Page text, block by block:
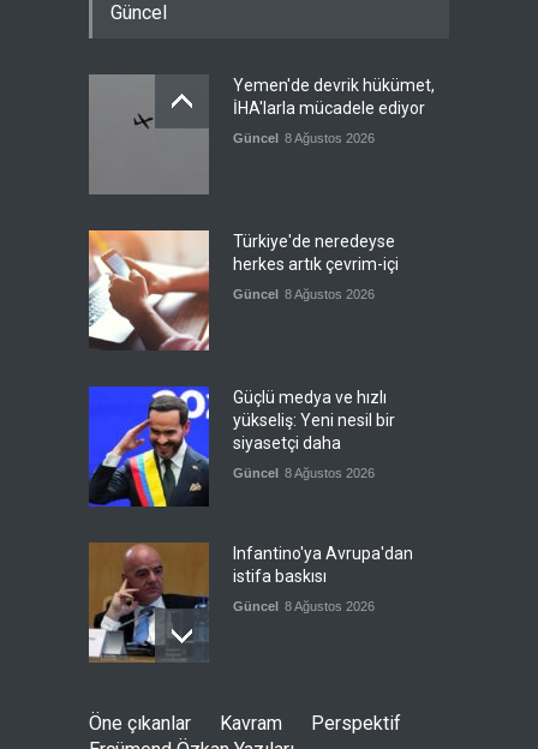
Güncel
Yemen'de devrik hükümet,
İHA'larla mücadele ediyor
Güncel 8 Ağustos 2026
Türkiye'de neredeyse
herkes artık çevrim-içi
Güncel 8 Ağustos 2026
Güçlü medya ve hızlı
yükseliş: Yeni nesil bir
siyasetçi daha
Güncel 8 Ağustos 2026
Infantino'ya Avrupa'dan
istifa baskısı
Güncel 8 Ağustos 2026
Kolombiya, solcu Petro'nun
yerine aşırı sağcı Espriella'yı
Öne çıkanlar Kavram
Perspektif